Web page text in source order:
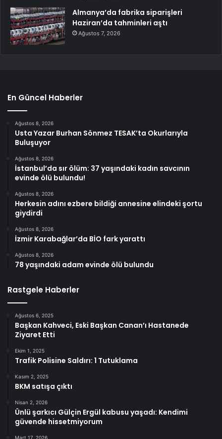
Almanya’da fabrika siparişleri
Haziran’da tahminleri aştı
Ağustos 7, 2026
En Güncel Haberler
Ağustos 8, 2026
Usta Yazar Burhan Sönmez TESAK’ta Okurlarıyla
Buluşuyor
Ağustos 8, 2026
İstanbul’da sır ölüm: 37 yaşındaki kadın savcının
evinde ölü bulundu!
Ağustos 8, 2026
Herkesin adını ezbere bildiği annesine elindeki şortu
giydirdi
Ağustos 8, 2026
İzmir Karabağlar’da BİO fark yarattı
Ağustos 8, 2026
78 yaşındaki adam evinde ölü bulundu
Rastgele Haberler
Ağustos 6, 2025
Başkan Kahveci, Eski Başkan Canan’ı Hastanede
Ziyaret Etti
Ekim 1, 2025
Trafik Polisine Saldırı: 1 Tutuklama
Kasım 2, 2025
BKM satışa çıktı
Nisan 2, 2026
Ünlü şarkıcı Gülçin Ergül kabusu yaşadı: Kendimi
güvende hissetmiyorum
Mart 17, 2026